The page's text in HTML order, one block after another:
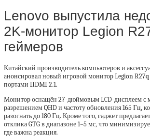
Lenovo выпустила
2K-монитор Legion
геймеров
Китайский производитель компьютеров и
анонсировал новый игровой монитор Legion R27q
портами HDMI 2.1.
Монитор оснащён 27-дюймовым LCD-дисплеем с
разрешением QHD и частоту обновления 165 Гц,
разогнать до 180 Гц. Кроме того, гаджет
отклика GTG в диапазоне 1–5 мс, что
где важна реакция.